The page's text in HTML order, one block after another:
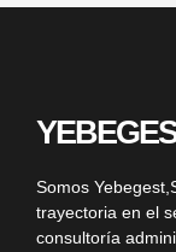
Somos
trayectoria en el
consultoría